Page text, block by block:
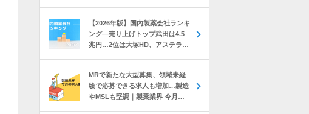
【2026年版】国内製薬会社ランキ
ング―売り上げトップ武田は4.5
兆円…2位は大塚HD、アステラス
MRで新たな大型募集、領域未経
験で応募できる求人も増加…製造
やMSLも堅調｜製薬業界 今月の